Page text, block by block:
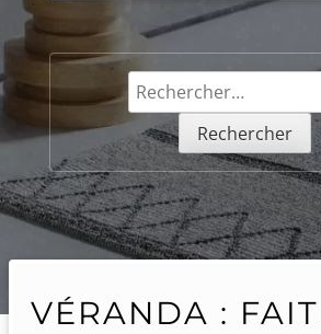
Rechercher :
VÉRANDA :